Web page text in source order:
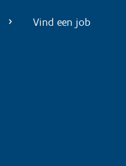
Vind een job